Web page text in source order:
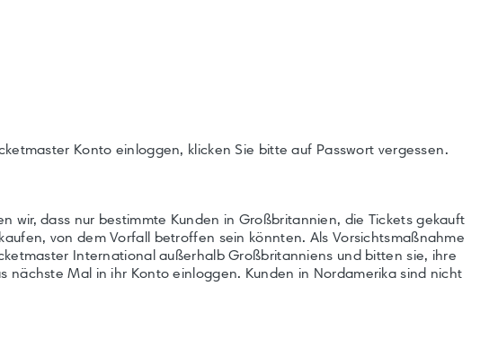
Konto einloggen, klicken Sie bitte auf Passwort vergessen.
wir, dass nur bestimmte Kunden in Großbritannien, die Tickets gekauft
von dem Vorfall betroffen sein könnten. Als Vorsichtsmaßnahme
International außerhalb Großbritanniens und bitten sie, ihre
nächste Mal in ihr Konto einloggen. Kunden in Nordamerika sind nicht